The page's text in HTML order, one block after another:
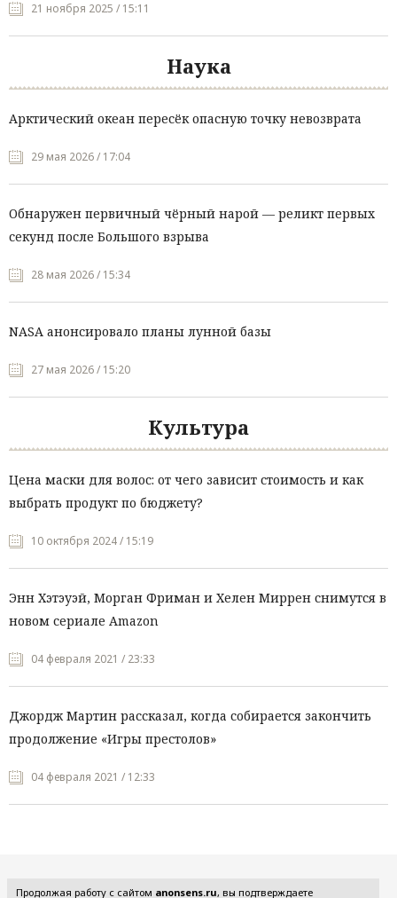
21 ноября 2025 / 15:11
Наука
Арктический океан пересёк опасную точку невозврата
29 мая 2026 / 17:04
Обнаружен первичный чёрный нарой — реликт первых
секунд после Большого взрыва
28 мая 2026 / 15:34
NASA анонсировало планы лунной базы
27 мая 2026 / 15:20
Культура
Цена маски для волос: от чего зависит стоимость и как
выбрать продукт по бюджету?
10 октября 2024 / 15:19
Энн Хэтэуэй, Морган Фриман и Хелен Миррен снимутся в
новом сериале Amazon
04 февраля 2021 / 23:33
Джордж Мартин рассказал, когда собирается закончить
продолжение «Игры престолов»
04 февраля 2021 / 12:33
Продолжая работу с сайтом anonsens.ru, вы подтверждаете